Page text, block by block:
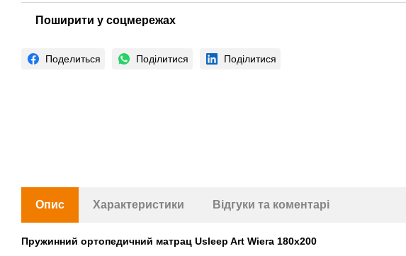
Поширити у соцмережах
Поделиться Поділитися Поділитися
Опис Характеристики Відгуки та коментарі
Пружинний ортопедичний матрац Usleep Art Wiera 180х200